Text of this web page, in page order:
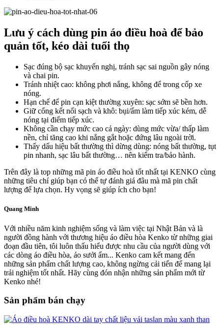
Lưu ý cách dùng pin áo điều hoà để bảo
quản tốt, kéo dài tuổi thọ
Sạc đúng bộ sạc khuyến nghị, tránh sạc sai nguồn gây nóng
và chai pin.
Tránh nhiệt cao: không phơi nắng, không để trong cốp xe
nóng.
Hạn chế để pin cạn kiệt thường xuyên: sạc sớm sẽ bền hơn.
Giữ cổng kết nối sạch và khô: bụi/ẩm làm tiếp xúc kém, dễ
nóng tại điểm tiếp xúc.
Không cần chạy mức cao cả ngày: dùng mức vừa/ thấp làm
nền, chỉ tăng cao khi nắng gắt hoặc đứng lâu ngoài trời.
Thấy dấu hiệu bất thường thì dừng dùng: nóng bất thường, tụt
pin nhanh, sạc lâu bất thường… nên kiểm tra/bảo hành.
Trên đây là top những mã pin áo điều hoà tốt nhất tại KENKO cùng
những tiêu chí giúp bạn có thể tự đánh giá đâu mà mã pin chất
lượng để lựa chọn. Hy vọng sẽ giúp ích cho bạn!
Quang Minh
Với nhiều năm kinh nghiệm sống và làm việc tại Nhật Bản và là
người đồng hành với thương hiệu áo điều hòa Kenko từ những giai
đoạn đầu tiên, tôi luôn thấu hiểu được nhu cầu của người dùng với
các dòng áo điều hòa, áo sưởi ấm... Kenko cam kết mang đến
những sản phẩm chất lượng cao, không ngừng cải tiến để mang lại
trải nghiệm tốt nhất. Hãy cùng đón nhận những sản phẩm mới từ
Kenko nhé!
Sản phẩm bán chạy